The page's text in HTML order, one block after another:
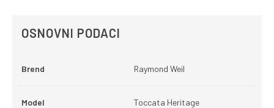
OSNOVNI PODACI
Brend Raymond Weil
Model Toccata Heritage